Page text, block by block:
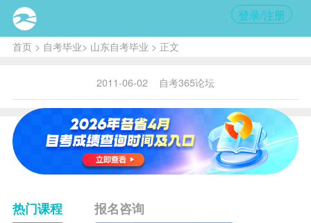
登录/注册
首页> 自考毕业> 山东自考毕业 > 正文
2011-06-02 自考365论坛
热门课程 报名咨询